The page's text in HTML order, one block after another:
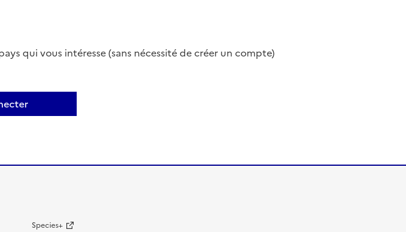
qui vous intéresse (sans nécessité de créer un compte)
Species+